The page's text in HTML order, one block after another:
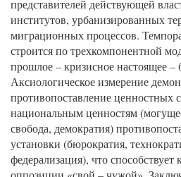
представителей действующей
институтов, урбанизированных
миграционных процессов.
строится по трехкомпонентной
прошлое – кризисное настоящее –
Аксиологическое измерение
противопоставление ценностных
национальным ценностям
свобода, демократия)
установки (бюрократия,
федерализация), что